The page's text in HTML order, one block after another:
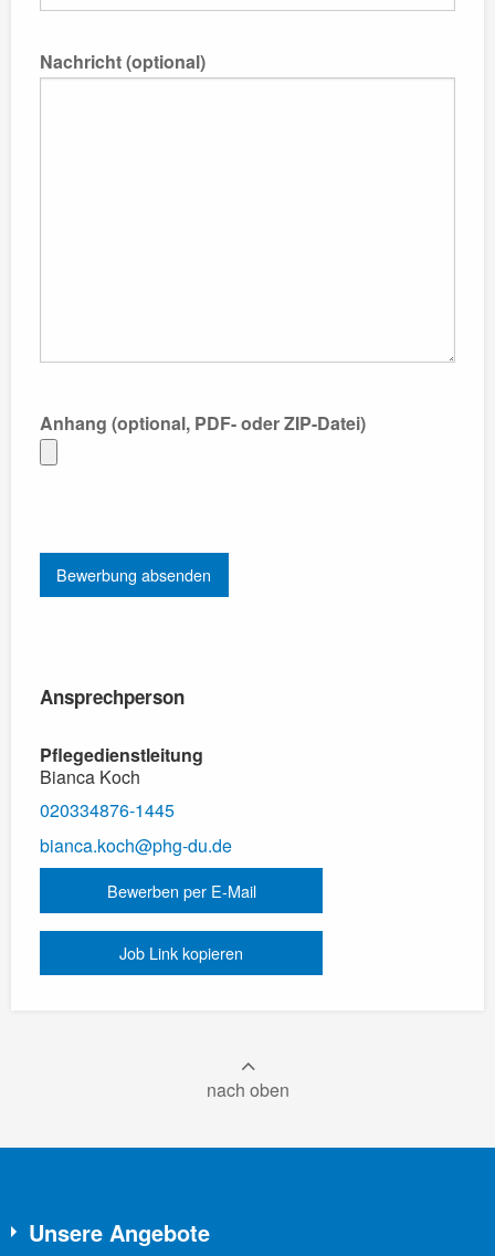
Nachricht (optional)
Anhang (optional, PDF- oder ZIP-Datei)
Bitte
lasse
leer.
Ansprechperson
Pflegedienstleitung
Bianca Koch
020334876-1445
bianca.koch@phg-du.de
Bewerben per E-Mail
Job Link kopieren
nach oben
Unsere Angebote